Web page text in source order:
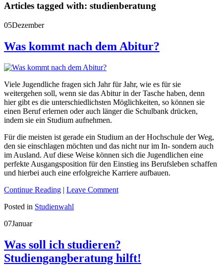
Articles tagged with: studienberatung
05Dezember
Was kommt nach dem Abitur?
Viele Jugendliche fragen sich Jahr für Jahr, wie es für sie
weitergehen soll, wenn sie das Abitur in der Tasche haben, denn
hier gibt es die unterschiedlichsten Möglichkeiten, so können sie
einen Beruf erlernen oder auch länger die Schulbank drücken,
indem sie ein Studium aufnehmen.
Für die meisten ist gerade ein Studium an der Hochschule der Weg,
den sie einschlagen möchten und das nicht nur im In- sondern auch
im Ausland. Auf diese Weise können sich die Jugendlichen eine
perfekte Ausgangsposition für den Einstieg ins Berufsleben schaffen
und hierbei auch eine erfolgreiche Karriere aufbauen.
Continue Reading | Leave Comment
Posted in Studienwahl
07Januar
Was soll ich studieren?
Studiengangberatung hilft!